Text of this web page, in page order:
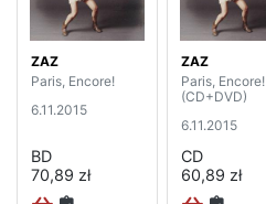
ZAZ
Paris, Encore!
6.11.2015
BD
70,89 zł
ZAZ
Paris, Encore!
(CD+DVD)
6.11.2015
CD
60,89 zł